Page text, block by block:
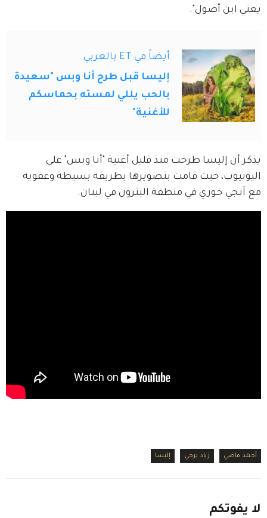
يعني ابن أصول".
أيضاً في ET بالعربي
إليسا قبل طرح أنا وبس "سعيدة
بالحب يللي لمسته بحماسكم
للأغنية"
يذكر أن إليسا طرحت منذ قليل أغنية "أنا وبس" على
اليوتيوب، حيث قامت بتصويرها بطريقة بسيطة وعفوية
مع آنجي خوري في منطقة البترون في لبنان.
أحمد ماضي زياد برجي إليسا
لا يفوتكم